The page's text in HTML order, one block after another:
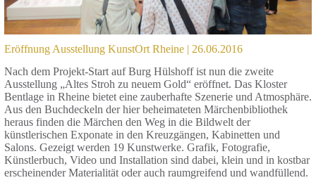
Eröffnung Ausstellung KunstOrt Rheine | 26.06.2016
Nach dem Projekt-Start auf Burg Hülshoff ist nun die zweite
Ausstellung „Altes Stroh zu neuem Gold“ eröffnet. Das Kloster
Bentlage in Rheine bietet eine zauberhafte Szenerie und Atmosphäre.
Aus den Buchdeckeln der hier beheimateten Märchenbibliothek
heraus finden die Märchen den Weg in die Bildwelt der
künstlerischen Exponate in den Kreuzgängen, Kabinetten und
Salons. Gezeigt werden 19 Kunstwerke. Grafik, Fotografie,
Künstlerbuch, Video und Installation sind dabei, klein und in kostbar
erscheinender Materialität oder auch raumgreifend und wandfüllend.